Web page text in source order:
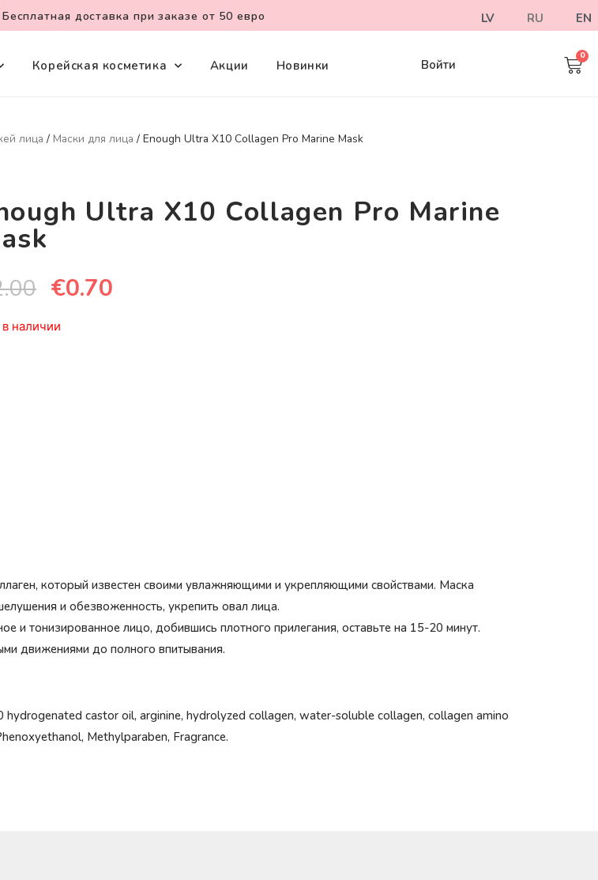
Бесплатная доставка при заказе от 50 евро LV RU EN
Корейская косметика Акции Новинки Войти
лица / Маски для лица / Enough Ultra X10 Collagen Pro Marine Mask
Ultra X10 Collagen Pro Marine
€0.70
наличии
который известен своими увлажняющими и укрепляющими свойствами. Маска
и обезвоженность, укрепить овал лица.
и тонизированное лицо, добившись плотного прилегания, оставьте на 15-20 минут.
движениями до полного впитывания.
castor oil, arginine, hydrolyzed collagen, water-soluble collagen, collagen amino
Methylparaben, Fragrance.